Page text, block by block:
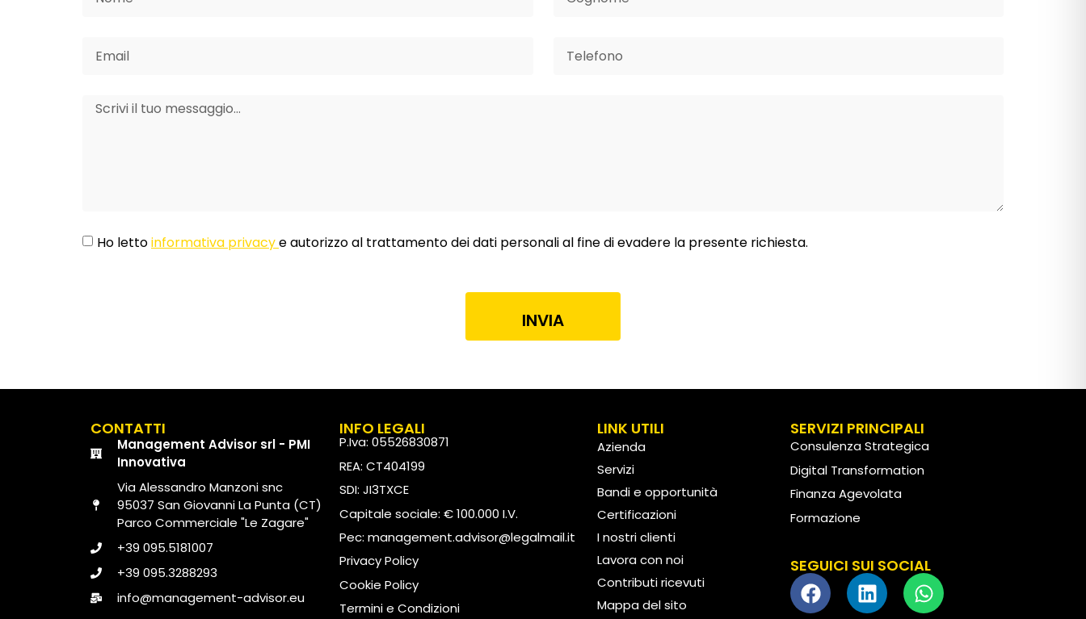
Ho lettoinformativa privacye autorizzo al trattamento dei dati personali al fine di evadere la presente richiesta.
INVIA
CONTATTI
Management Advisor srl - PMI
Innovativa
Via Alessandro Manzoni snc
95037 San Giovanni La Punta (CT)
Parco Commerciale "Le Zagare"
+39 095.5181007
+39 095.3288293
info@management-advisor.eu
INFO LEGALI
P.Iva: 05526830871
REA: CT404199
SDI: JI3TXCE
Capitale sociale: € 100.000 I.V.
Pec: management.advisor@legalmail.it
Privacy Policy
Cookie Policy
Termini e Condizioni
LINK UTILI
Azienda
Servizi
Bandi e opportunità
Certificazioni
I nostri clienti
Lavora con noi
Contributi ricevuti
Mappa del sito
SERVIZI PRINCIPALI
Consulenza Strategica
Digital Transformation
Finanza Agevolata
Formazione
SEGUICI SUI SOCIAL